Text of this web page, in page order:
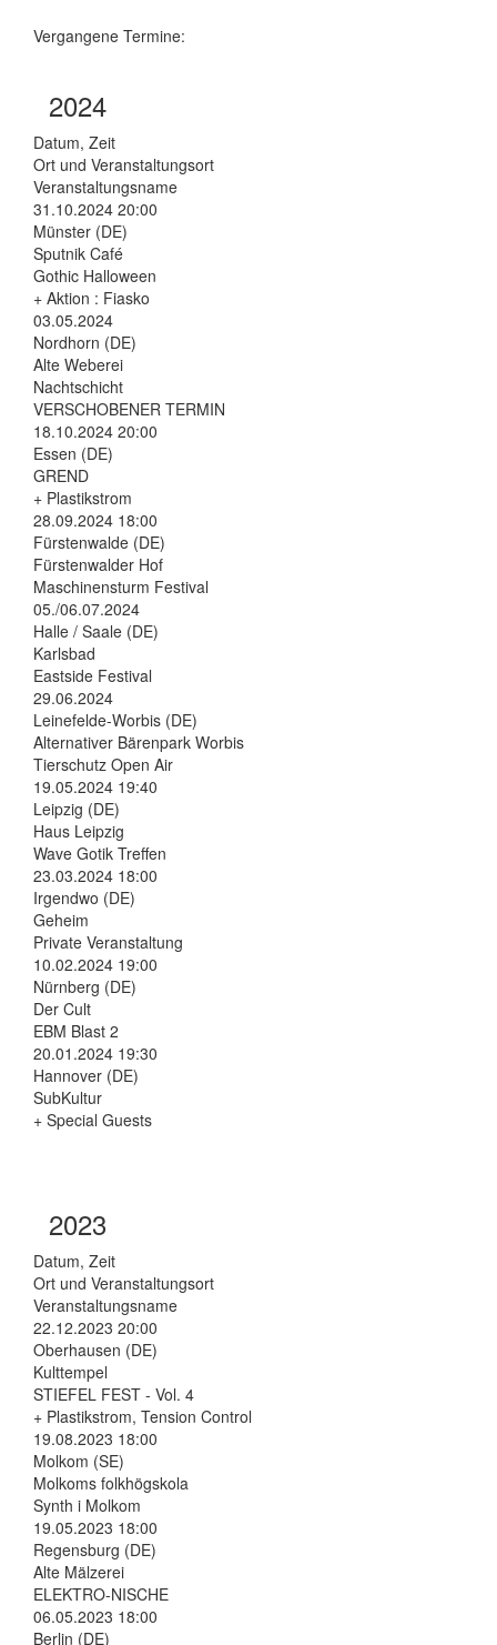
Vergangene Termine:
2024
Datum, Zeit
Ort und Veranstaltungsort
Veranstaltungsname
31.10.2024 20:00
Münster (DE)
Sputnik Café
Gothic Halloween
+ Aktion : Fiasko
03.05.2024
Nordhorn (DE)
Alte Weberei
Nachtschicht
VERSCHOBENER TERMIN
18.10.2024 20:00
Essen (DE)
GREND
+ Plastikstrom
28.09.2024 18:00
Fürstenwalde (DE)
Fürstenwalder Hof
Maschinensturm Festival
05./06.07.2024
Halle / Saale (DE)
Karlsbad
Eastside Festival
29.06.2024
Leinefelde-Worbis (DE)
Alternativer Bärenpark Worbis
Tierschutz Open Air
19.05.2024 19:40
Leipzig (DE)
Haus Leipzig
Wave Gotik Treffen
23.03.2024 18:00
Irgendwo (DE)
Geheim
Private Veranstaltung
10.02.2024 19:00
Nürnberg (DE)
Der Cult
EBM Blast 2
20.01.2024 19:30
Hannover (DE)
SubKultur
+ Special Guests
2023
Datum, Zeit
Ort und Veranstaltungsort
Veranstaltungsname
22.12.2023 20:00
Oberhausen (DE)
Kulttempel
STIEFEL FEST - Vol. 4
+ Plastikstrom, Tension Control
19.08.2023 18:00
Molkom (SE)
Molkoms folkhögskola
Synth i Molkom
19.05.2023 18:00
Regensburg (DE)
Alte Mälzerei
ELEKTRO-NISCHE
06.05.2023 18:00
Berlin (DE)